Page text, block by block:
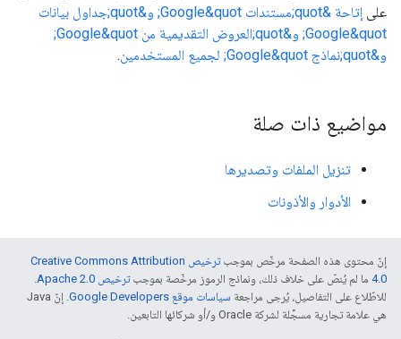
على
إتاحة &quot;مستندات Google&quot; و&quot;جداول بيانات
Google&quot; و&quot;العروض التقديمية من Google&quot;
و&quot;نماذج Google&quot; لجميع المستخدمين
.
مواضيع ذات صلة
تنزيل الملفات وتصديرها
الأدوار والأذونات
إنّ محتوى هذه الصفحة مرخّص بموجب
ترخيص Creative Commons Attribution
4.0‏ ما لم يُنصّ على خلاف ذلك، ونماذج الرموز مرخّصة بموجبترخيص Apache 2.0‏
.
للاطّلاع على التفاصيل، يُرجى مراجعة سياسات موقع Google Developers‏
. إنّ Java
هي علامة تجارية مسجَّلة لشركة Oracle و/أو شركائها التابعين.